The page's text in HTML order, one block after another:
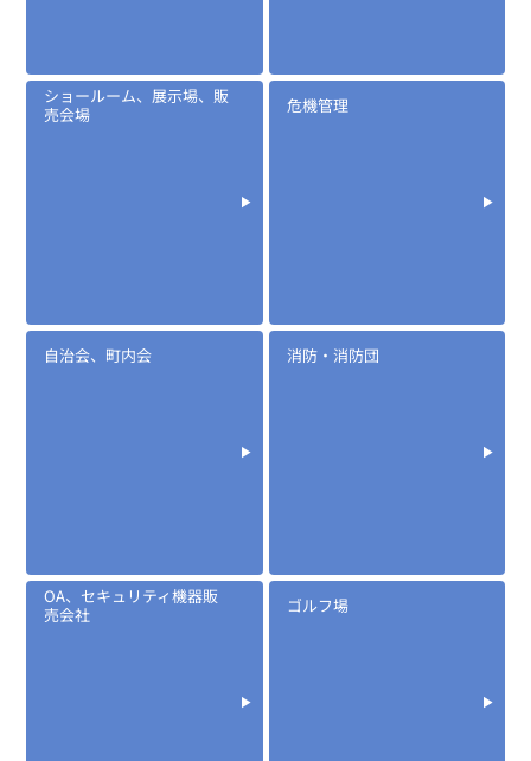
ショールーム、展示場、販
売会場
危機管理
自治会、町内会 消防・消防団
OA、セキュリティ機器販
売会社
ゴルフ場